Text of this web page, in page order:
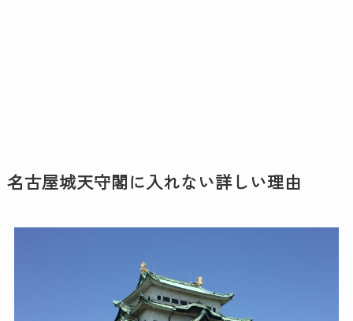
名古屋城天守閣に入れない詳しい理由